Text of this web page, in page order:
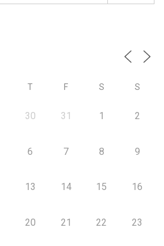
T F S S
30 31 1 2
6 7 8 9
13 14 15 16
20 21 22 23